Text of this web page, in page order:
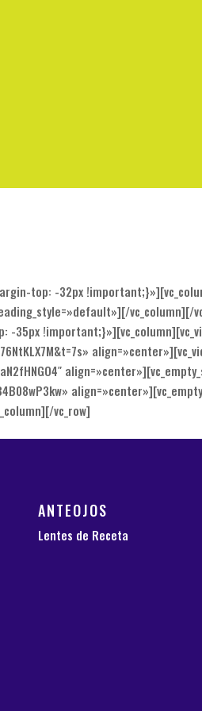
top: -32px
vc_column][/
-35px
vc_row]
ANTEOJOS
Lentes de Receta